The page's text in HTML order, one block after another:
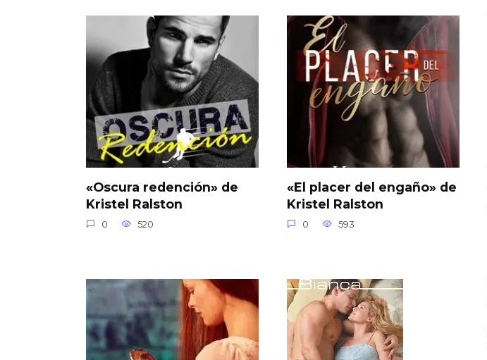
«Oscura redención» de
Kristel Ralston
0 520
«El placer del engaño» de
Kristel Ralston
0 593